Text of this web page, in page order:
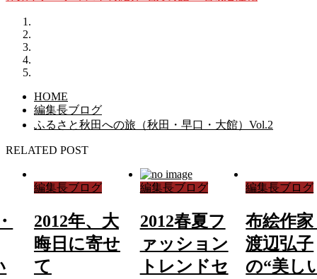
HOME
編集長ブログ
ふるさと秋田への旅（秋田・早口・大館）Vol.2
RELATED POST
編集長ブログ
2012年、大
晦日に寄せ
て
編集長ブログ
2012春夏フ
ァッション
トレンドセ
編集長ブログ
布絵作
渡辺弘子
の“美し